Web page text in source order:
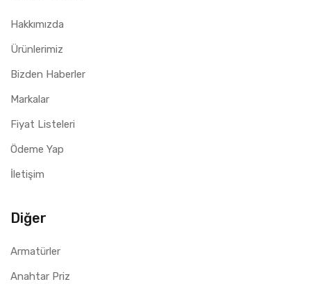
Hakkımızda
Ürünlerimiz
Bizden Haberler
Markalar
Fiyat Listeleri
Ödeme Yap
İletişim
Diğer
Armatürler
Anahtar Priz